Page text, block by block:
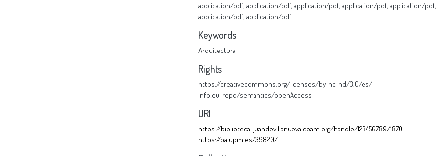
application/pdf, application/pdf, application/pdf, application/pdf, application/pdf,
application/pdf, application/pdf
Keywords
Arquitectura
Rights
https://creativecommons.org/licenses/by-nc-nd/3.0/es/
info:eu-repo/semantics/openAccess
URI
https://biblioteca-juandevillanueva.coam.org/handle/123456789/1870
https://oa.upm.es/39820/